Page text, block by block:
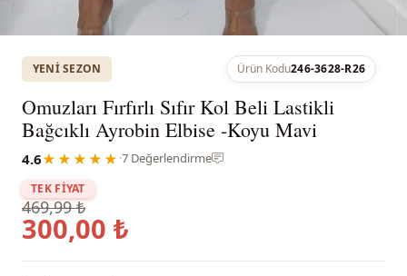
YENI SEZON Ürün Kodu246-3628-R26
Omuzları Fırfırlı Sıfır Kol Beli Lastikli
Bağcıklı Ayrobin Elbise -Koyu Mavi
4.6★★★★★ ·7 Değerlendirme
TEK FİYAT
469,99 ₺
300,00 ₺